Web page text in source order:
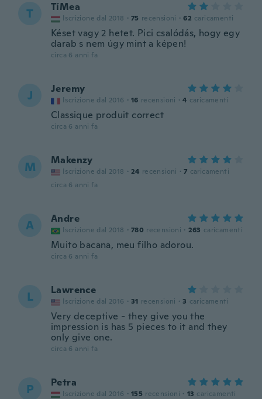
T TíMea
Iscrizione dal 2018 · 75 recensioni · 62 caricamenti
Késet vagy 2 hetet. Pici csalódás, hogy egy
darab s nem úgy mint a képen!
circa 6 anni fa
J Jeremy
Iscrizione dal 2016 · 16 recensioni · 4 caricamenti
Classique produit correct
circa 6 anni fa
M Makenzy
Iscrizione dal 2018 · 24 recensioni · 7 caricamenti
circa 6 anni fa
A Andre
Iscrizione dal 2018 · 780 recensioni · 263 caricamenti
Muito bacana, meu filho adorou.
circa 6 anni fa
L Lawrence
Iscrizione dal 2016 · 31 recensioni · 3 caricamenti
Very deceptive - they give you the
impression is has 5 pieces to it and they
only give one.
circa 6 anni fa
P Petra
Iscrizione dal 2016 · 155 recensioni · 13 caricamenti